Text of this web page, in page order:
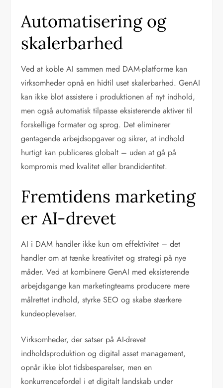
Automatisering og
skalerbarhed
Ved at koble AI sammen med DAM-platforme kan
virksomheder opnå en hidtil uset skalerbarhed. GenAI
kan ikke blot assistere i produktionen af nyt indhold,
men også automatisk tilpasse eksisterende aktiver til
forskellige formater og sprog. Det eliminerer
gentagende arbejdsopgaver og sikrer, at indhold
hurtigt kan publiceres globalt – uden at gå på
kompromis med kvalitet eller brandidentitet.
Fremtidens marketing
er AI-drevet
AI i DAM handler ikke kun om effektivitet – det
handler om at tænke kreativitet og strategi på nye
måder. Ved at kombinere GenAI med eksisterende
arbejdsgange kan marketingteams producere mere
målrettet indhold, styrke SEO og skabe stærkere
kundeoplevelser.
Virksomheder, der satser på AI-drevet
indholdsproduktion og digital asset management,
opnår ikke blot tidsbesparelser, men en
konkurrencefordel i et digitalt landskab under